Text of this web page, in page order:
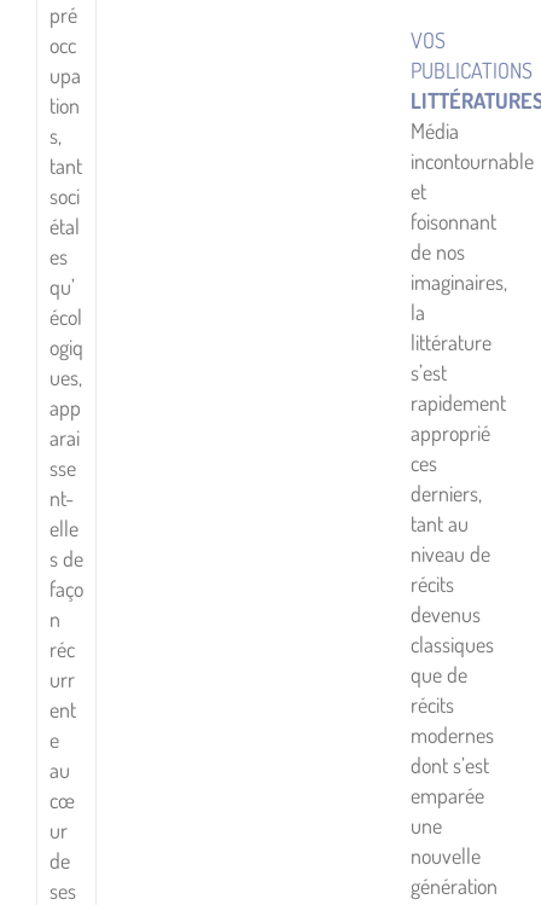
pré
occ
upa
tion
s,
tant
soci
étal
es
qu’
écol
ogiq
ues,
app
arai
sse
nt-
elle
s de
faço
n
réc
urr
ent
e
au
cœ
ur
de
ses
VOS
PUBLICATIONS
Média
incontournable
et
foisonnant
de nos
imaginaires,
la
littérature
s’est
rapidement
approprié
ces
derniers,
tant au
niveau de
récits
devenus
classiques
que de
récits
modernes
dont s’est
emparée
une
nouvelle
génération